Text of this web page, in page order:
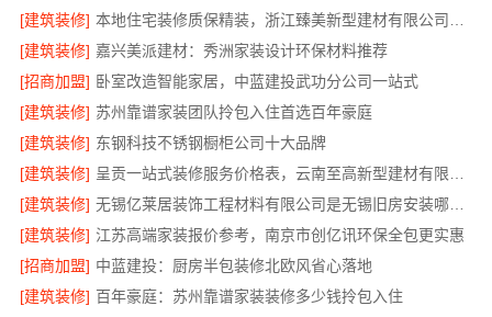
[建筑装修]
[建筑装修] 嘉兴美派建材：秀洲家装设计环保材料推荐
[招商加盟] 卧室改造智能家居，中蓝建投武功分公司一站式
[建筑装修] 苏州靠谱家装团队拎包入住首选百年豪庭
[建筑装修] 东钢科技不锈钢橱柜公司十大品牌
[建筑装修]
[建筑装修]
无锡亿莱居装饰工程材料有限公司是无锡旧房安装哪家专业的首选
[建筑装修] 江苏高端家装报价参考，南京市创亿讯环保全包更实惠
[招商加盟] 中蓝建投：厨房半包装修北欧风省心落地
[建筑装修] 百年豪庭：苏州靠谱家装装修多少钱拎包入住